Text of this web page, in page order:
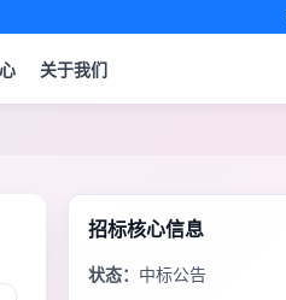
关于我们
招标核心信息
状态： 中标公告